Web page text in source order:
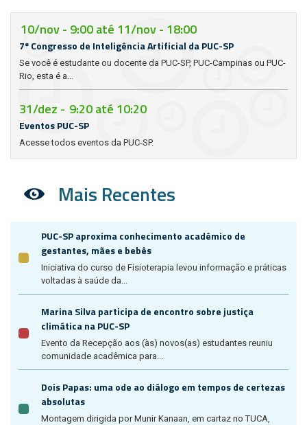
10/nov - 9:00até 11/nov - 18:00
7º Congresso de Inteligência Artificial da PUC-SP
Se você é estudante ou docente da PUC-SP, PUC-Campinas ou PUC-
Rio, esta é a...
31/dez - 9:20até 10:20
Eventos PUC-SP
Acesse todos eventos da PUC-SP.
Mais Recentes
PUC-SP aproxima conhecimento acadêmico de
gestantes, mães e bebês
Iniciativa do curso de Fisioterapia levou informação e práticas
voltadas à saúde da...
Marina Silva participa de encontro sobre justiça
climática na PUC-SP
Evento da Recepção aos (às) novos(as) estudantes reuniu
comunidade acadêmica para...
Dois Papas: uma ode ao diálogo em tempos de certezas
absolutas
Montagem dirigida por Munir Kanaan, em cartaz no TUCA,